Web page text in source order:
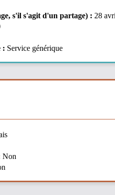
s'il s'agit d'un partage) : 28
: Service générique
Non